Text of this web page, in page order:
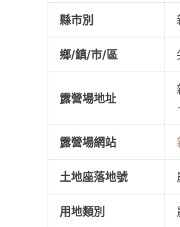
縣市別
鄉/鎮/市/區
露營場地址
露營場網站
土地座落地號
用地類別